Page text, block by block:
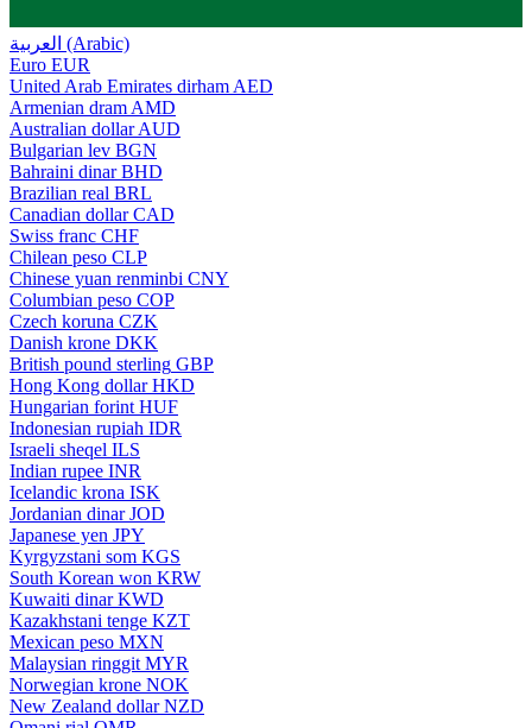
العربية (Arabic)
Euro EUR
United Arab Emirates dirham AED
Armenian dram AMD
Australian dollar AUD
Bulgarian lev BGN
Bahraini dinar BHD
Brazilian real BRL
Canadian dollar CAD
Swiss franc CHF
Chilean peso CLP
Chinese yuan renminbi CNY
Columbian peso COP
Czech koruna CZK
Danish krone DKK
British pound sterling GBP
Hong Kong dollar HKD
Hungarian forint HUF
Indonesian rupiah IDR
Israeli sheqel ILS
Indian rupee INR
Icelandic krona ISK
Jordanian dinar JOD
Japanese yen JPY
Kyrgyzstani som KGS
South Korean won KRW
Kuwaiti dinar KWD
Kazakhstani tenge KZT
Mexican peso MXN
Malaysian ringgit MYR
Norwegian krone NOK
New Zealand dollar NZD